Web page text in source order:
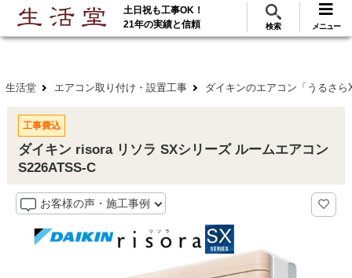
ご利用 288万･工事実績117万件! 無料見積
土日祝も工事OK！
21年の実績と信頼
検索 メニュー
生活堂 エアコン取り付け・設置工事 ダイキンのエアコン「うるさ
工事費込
ダイキン risora リソラ SXシリーズ ルームエアコン
S226ATSS-C
お客様の声・施工事例